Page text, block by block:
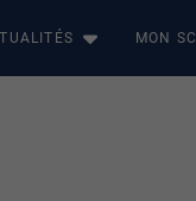
MON